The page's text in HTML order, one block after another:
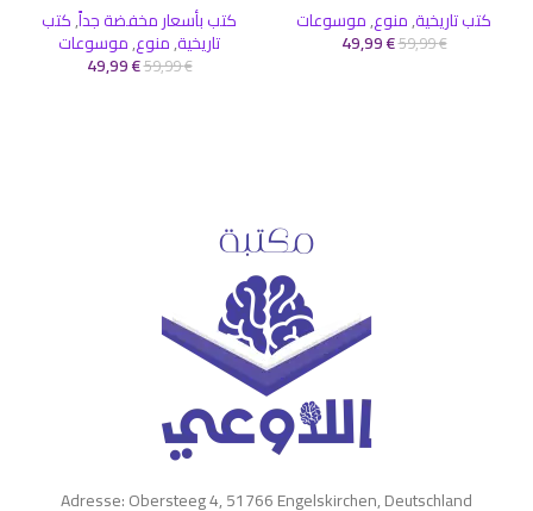
كتب تاريخية,منوع,موسوعات
59,99€
49,99€
كتب بأسعار مخفضة جداً,كتب
تاريخية,منوع,موسوعات
59,99€
49,99€
Adresse: Obersteeg 4, 51766 Engelskirchen, Deutschland